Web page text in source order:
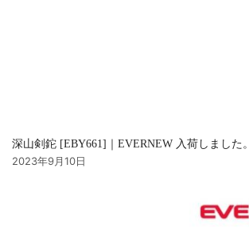
深山剣鉈 [EBY661]｜EVERNEW 入荷しました。
2023年9月10日